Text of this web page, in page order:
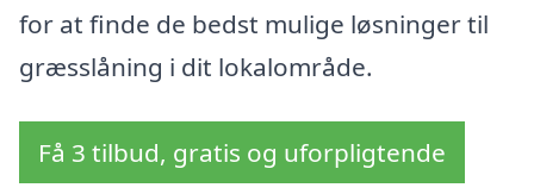
for at finde de bedst mulige løsninger til
græsslåning i dit lokalområde.
Få 3 tilbud, gratis og uforpligtende